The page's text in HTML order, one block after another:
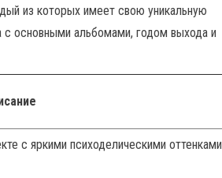
из которых имеет свою уникальную
основными альбомами, годом выхода и
с яркими психоделическими оттенками